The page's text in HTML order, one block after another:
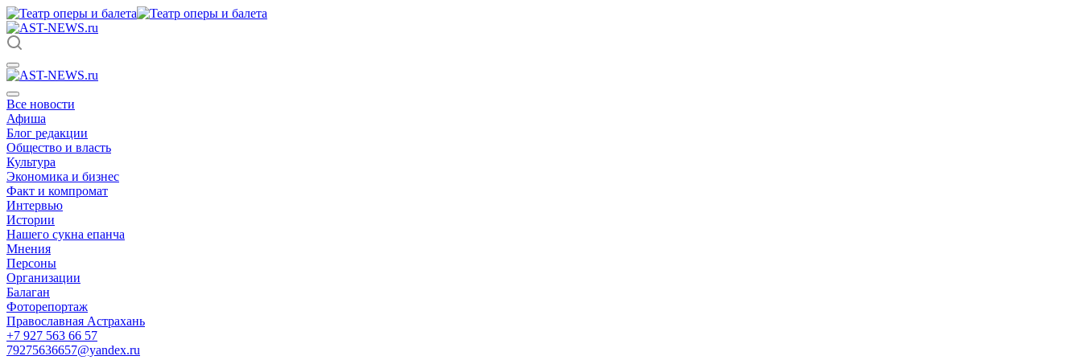
Все новости
Афиша
Блог редакции
Общество и власть
Культура
Экономика и бизнес
Факт и компромат
Интервью
Истории
Нашего сукна епанча
Мнения
Персоны
Организации
Балаган
Фоторепортаж
Православная Астрахань
+7 927 563 66 57
79275636657@yandex.ru